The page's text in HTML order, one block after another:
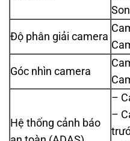
Độ phân giải camera
Góc nhìn camera
Hệ thống cảnh báo
–
–